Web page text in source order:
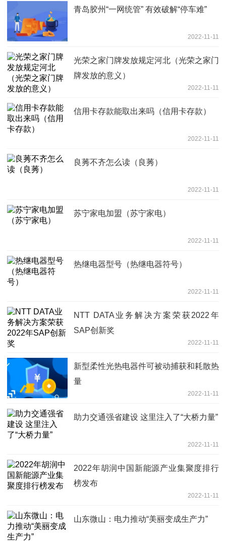
青岛胶州“一网统管” 有效破解“停车难”
2022-11-11
光荣之家门牌发放规定河北（光荣之家门
牌发放的意义）
2022-11-11
信用卡存款能取出来吗（信用卡存款）
2022-11-11
良莠不齐怎么读（良莠）
2022-11-11
苏宁家电加盟（苏宁家电）
2022-11-11
热继电器型号（热继电器符号）
2022-11-11
NTT DATA业务解决方案荣获2022年
SAP创新奖
2022-11-11
新型柔性光热电器件可被动捕获和耗散热
量
2022-11-11
助力交通强省建设 这里注入了“大桥力量”
2022-11-11
2022年胡润中国新能源产业集聚度排行
榜发布
2022-11-11
山东微山：电力推动“美丽变成生产力”